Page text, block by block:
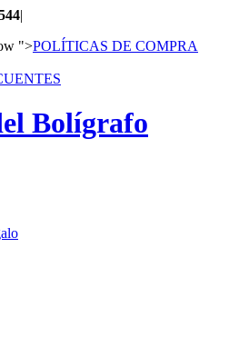
|
">POLÍTICAS DE COMPRA